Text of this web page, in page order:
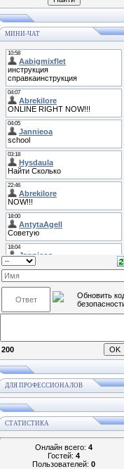
МИНИ-ЧАТ
200
ДЛЯ ПРОФЕССИОНАЛОВ
СТАТИСТИКА
Онлайн всего: 4
Гостей: 4
Пользователей: 0